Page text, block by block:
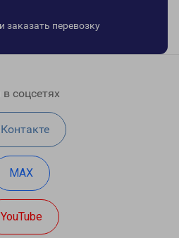
заказать перевозку
соцсетях
MAX
YouTube